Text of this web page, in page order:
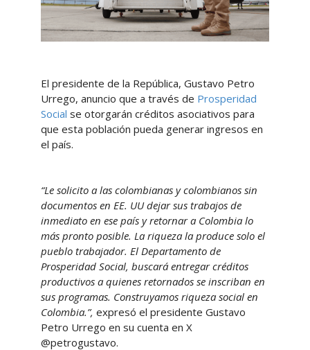
El presidente de la República, Gustavo Petro
Urrego, anuncio que a través de Prosperidad
Social se otorgarán créditos asociativos para
que esta población pueda generar ingresos en
el país.
“Le solicito a las colombianas y colombianos sin
documentos en EE. UU dejar sus trabajos de
inmediato en ese país y retornar a Colombia lo
más pronto posible. La riqueza la produce solo el
pueblo trabajador. El Departamento de
Prosperidad Social, buscará entregar créditos
productivos a quienes retornados se inscriban en
sus programas. Construyamos riqueza social en
Colombia.”, expresó el presidente Gustavo
Petro Urrego en su cuenta en X
@petrogustavo.